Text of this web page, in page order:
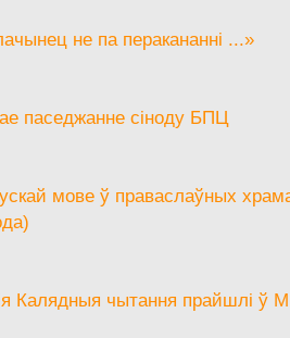
не па перакананні ...»
паседжанне сіноду БПЦ
мове ў праваслаўных
Калядныя чытання прайшлі ў